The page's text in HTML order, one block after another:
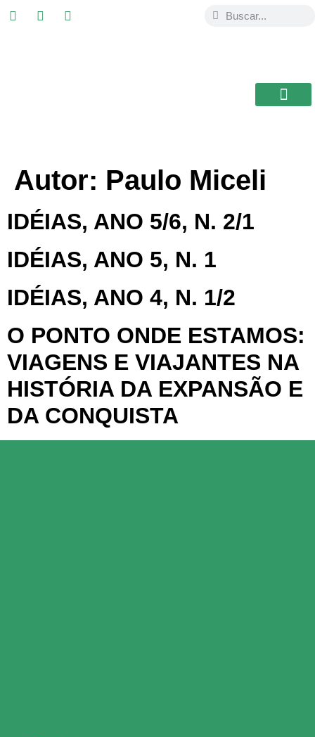
Autor: Paulo Miceli
IDÉIAS, ANO 5/6, N. 2/1
IDÉIAS, ANO 5, N. 1
IDÉIAS, ANO 4, N. 1/2
O PONTO ONDE ESTAMOS:
VIAGENS E VIAJANTES NA
HISTÓRIA DA EXPANSÃO E
DA CONQUISTA